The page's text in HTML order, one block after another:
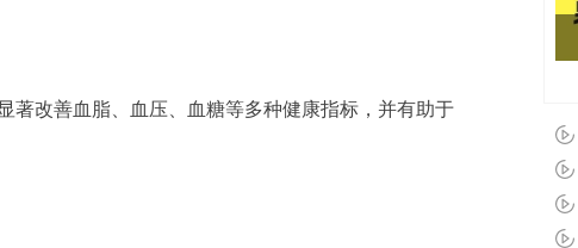
著改善血脂、血压、血糖等多种健康指标，并有助于